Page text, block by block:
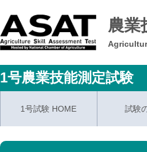
農業
1号農業技能測定試験
1号試験 HOME 試験